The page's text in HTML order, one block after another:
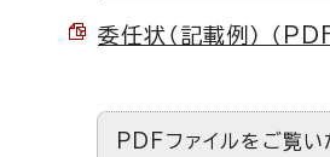
委任状（記載例） （
PDFファイルをご覧